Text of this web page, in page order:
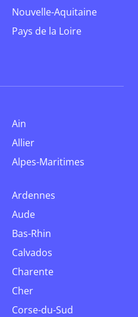
Nouvelle-Aquitaine
Pays de la Loire
Ain
Allier
Alpes-Maritimes
Ardennes
Aude
Bas-Rhin
Calvados
Charente
Cher
Corse-du-Sud